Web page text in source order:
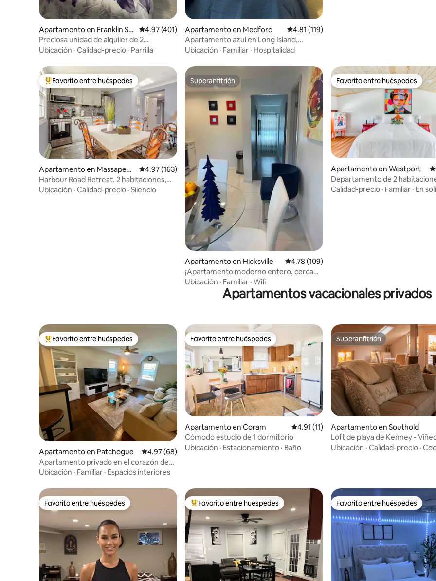
Apartamento en Franklin Sq
uare
Calificación promedio: 4.97 de 5, 401 reseñas
4.97 (401)
Preciosa unidad de alquiler de 2
dormitorios, aparcamiento gratuito en la
Ubicación · Calidad-precio · Parrilla
Apartamento en Medford Calificación promedio: 4.81 de 5, 119 reseñas
4.81 (119)
Apartamento azul en Long Island,
Nueva York
Ubicación · Familiar · Hospitalidad
Favorito entre huéspedes preferido
Favorito entre huéspedes
Apartamento en Massapequ
a
Calificación promedio: 4.97 de 5, 163 reseñas
4.97 (163)
Harbour Road Retreat. 2 habitaciones,
Jones Beach, LIRR
Ubicación · Calidad-precio · Silencio
Superanfitrión
Superanfitrión
Apartamento en Hicksville Calificación promedio: 4.78 de 5, 109 reseñas
4.78 (109)
¡Apartamento moderno entero, cerca
de todo!
Ubicación · Familiar · Wifi
Favorito entre huéspedes
Favorito entre huéspedes
Apartamento en Westport
Departamento de 2
el histórico molino de sidra
Calidad-precio · Familiar · En
Apartamentos vacacionales privados
Favorito entre huéspedes preferido
Favorito entre huéspedes
Apartamento en Patchogue Calificación promedio: 4.97 de 5, 68 reseñas
4.97 (68)
Apartamento privado en el corazón de
Patchogue Village.
Ubicación · Familiar · Espacios interiores
Favorito entre huéspedes
Favorito entre huéspedes
Apartamento en Coram Calificación promedio: 4.91 de 5, 11 reseñas
4.91 (11)
Cómodo estudio de 1 dormitorio
Ubicación · Estacionamiento · Baño
Superanfitrión
Superanfitrión
Apartamento en Southold
Loft de playa de Kenney -
de Horton
Ubicación · Calidad-precio ·
Favorito entre huéspedes
Favorito entre huéspedes Favorito entre huéspedes preferido
Favorito entre huéspedes Favorito entre huéspedes
Favorito entre huéspedes